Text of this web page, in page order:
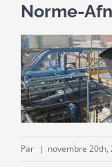
Norme-
Par | novembre 20th,